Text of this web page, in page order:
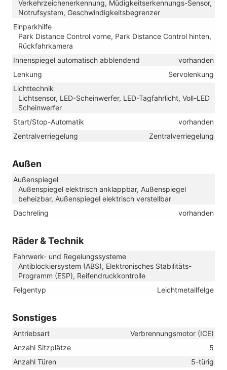
Verkehrzeichenerkennung, Müdigkeitserkennungs-Sensor,
Notrufsystem, Geschwindigkeitsbegrenzer
Einparkhilfe
Park Distance Control vorne, Park Distance Control hinten,
Rückfahrkamera
Innenspiegel automatisch abblendend
vorhanden
Lenkung
Servolenkung
Lichttechnik
Lichtsensor, LED-Scheinwerfer, LED-Tagfahrlicht, Voll-LED
Scheinwerfer
Start/Stop-Automatik
vorhanden
Zentralverriegelung
Zentralverriegelung
Außen
Außenspiegel
Außenspiegel elektrisch anklappbar, Außenspiegel
beheizbar, Außenspiegel elektrisch verstellbar
Dachreling
vorhanden
Räder & Technik
Fahrwerk- und Regelungssysteme
Antiblockiersystem (ABS), Elektronisches Stabilitäts-
Programm (ESP), Reifendruckkontrolle
Felgentyp
Leichtmetallfelge
Sonstiges
Antriebsart
Verbrennungsmotor (ICE)
Anzahl Sitzplätze
5
Anzahl Türen
5-türig